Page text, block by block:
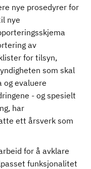
nye prosedyrer for
nye
av
for tilsyn,
som skal
og evaluere
- og spesielt
har
ett årsverk som
for å avklare
funksjonalitet